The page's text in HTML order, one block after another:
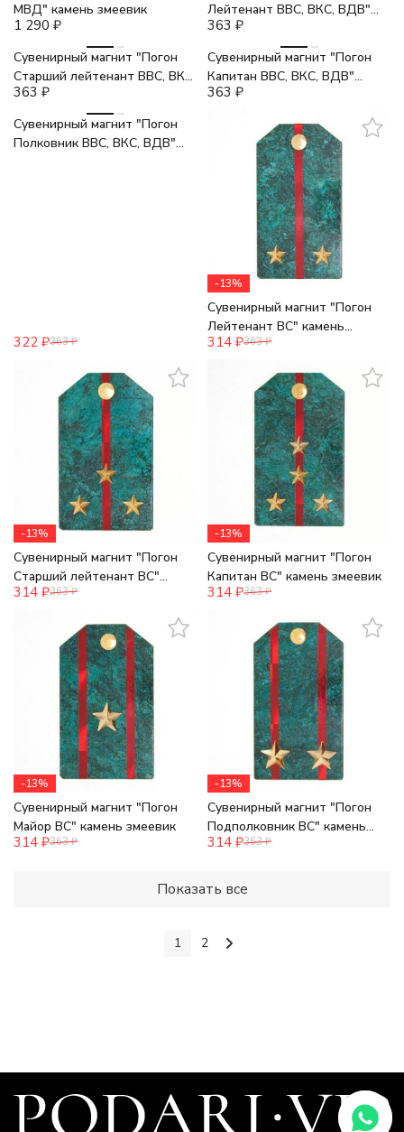
МВД" камень змеевик
1 290 ₽
Лейтенант ВВС, ВКС, ВДВ"
камень змеевик
363 ₽
Сувенирный магнит "Погон
Старший лейтенант ВВС, ВКС,
ВДВ" камень змеевик
363 ₽
Сувенирный магнит "Погон
Капитан ВВС, ВКС, ВДВ"
камень змеевик
363 ₽
-11%
Сувенирный магнит "Погон
Полковник ВВС, ВКС, ВДВ"
322 ₽363 ₽
-13%
Сувенирный магнит "Погон
Лейтенант ВС" камень
змеевик
314 ₽363 ₽
-13%
Сувенирный магнит "Погон
Старший лейтенант ВС"
камень змеевик
314 ₽363 ₽
-13%
Сувенирный магнит "Погон
Капитан ВС" камень змеевик
314 ₽363 ₽
-13%
Сувенирный магнит "Погон
Майор ВС" камень змеевик
314 ₽363 ₽
-13%
Сувенирный магнит "Погон
Подполковник ВС" камень
змеевик
314 ₽363 ₽
Показать все
1 2